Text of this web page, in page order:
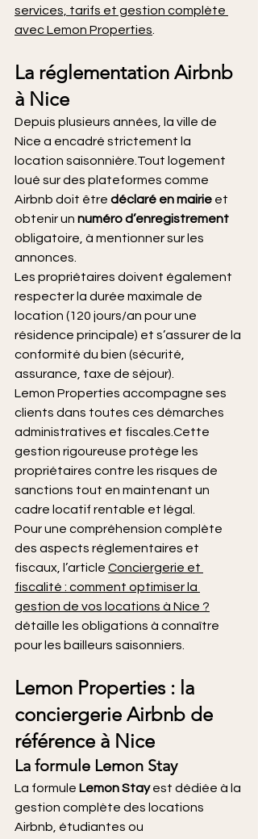
services, tarifs et gestion complète
avec Lemon Properties
La réglementation Airbnb
à Nice
Depuis plusieurs années, la ville de
Nice a encadré strictement la
location saisonnière.Tout logement
loué sur des plateformes comme
Airbnb doit être déclaré en mairie et
obtenir un numéro d’enregistrement
obligatoire, à mentionner sur les
annonces.
Les propriétaires doivent également
respecter la durée maximale de
location (120 jours/an pour une
résidence principale) et s’assurer de la
conformité du bien (sécurité,
assurance, taxe de séjour).
Lemon Properties accompagne ses
clients dans toutes ces démarches
administratives et fiscales.Cette
gestion rigoureuse protège les
propriétaires contre les risques de
sanctions tout en maintenant un
cadre locatif rentable et légal.
Pour une compréhension complète
des aspects réglementaires et
fiscaux, l’article Conciergerie et
fiscalité : comment optimiser la
gestion de vos locations à Nice ?
détaille les obligations à connaître
pour les bailleurs saisonniers.
Lemon Properties : la
conciergerie Airbnb de
référence à Nice
La formule Lemon Stay
La formule Lemon Stay est dédiée à la
gestion complète des locations
Airbnb, étudiantes ou